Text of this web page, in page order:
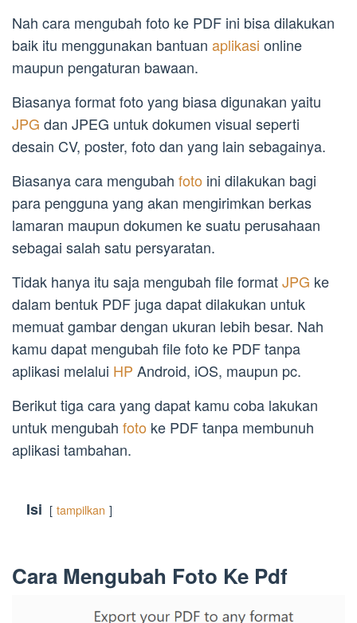
Nah cara mengubah foto ke PDF ini bisa dilakukan
baik itu menggunakan bantuan aplikasi online
maupun pengaturan bawaan.
Biasanya format foto yang biasa digunakan yaitu
JPG dan JPEG untuk dokumen visual seperti
desain CV, poster, foto dan yang lain sebagainya.
Biasanya cara mengubah foto ini dilakukan bagi
para pengguna yang akan mengirimkan berkas
lamaran maupun dokumen ke suatu perusahaan
sebagai salah satu persyaratan.
Tidak hanya itu saja mengubah file formatJPG ke
dalam bentuk PDF juga dapat dilakukan untuk
memuat gambar dengan ukuran lebih besar. Nah
kamu dapat mengubah file foto ke PDF tanpa
aplikasi melalui HP Android, iOS, maupun pc.
Berikut tiga cara yang dapat kamu coba lakukan
untuk mengubah foto ke PDF tanpa membunuh
aplikasi tambahan.
Isi tampilkan
Cara Mengubah Foto Ke Pdf